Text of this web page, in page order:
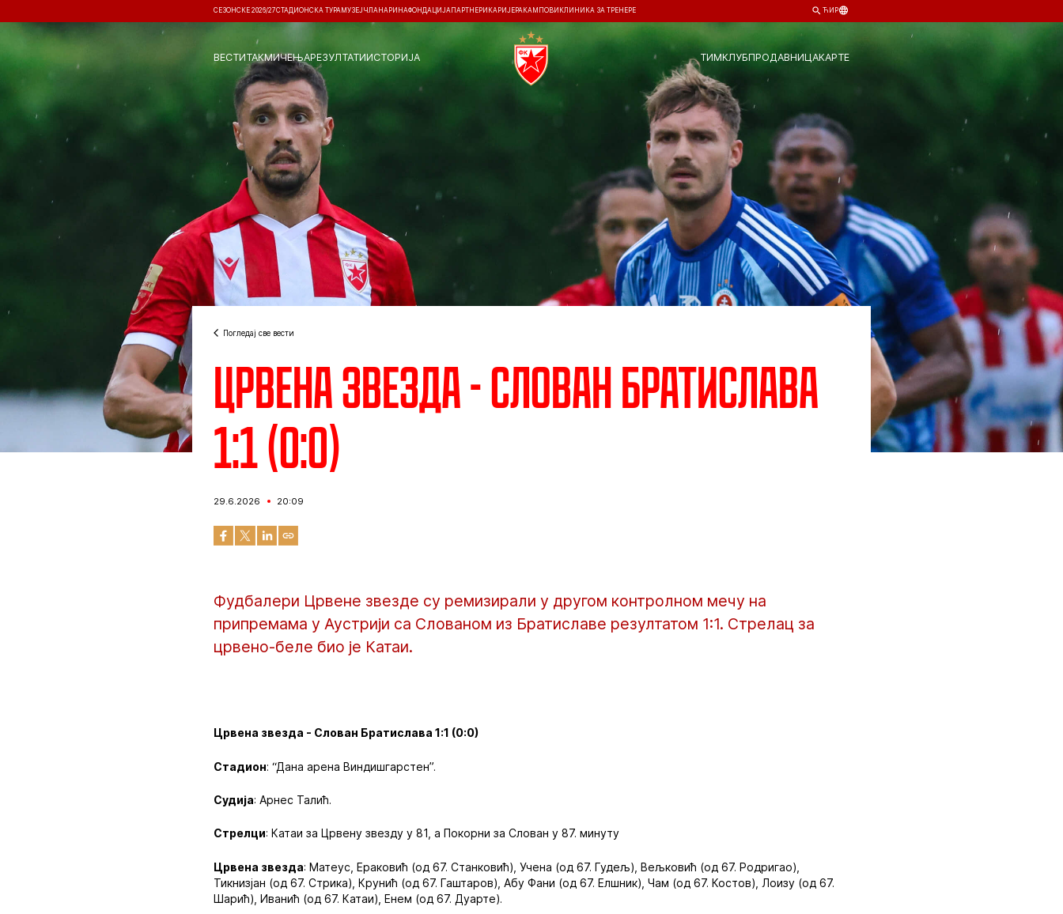
СЕЗОНСКЕ 2026/27СТАДИОНСКА ТУРА МУЗЕЈ ЧЛАНАРИНАФОНДАЦИЈА ПАРТНЕРИ КАРИЈЕРА КАМПОВИ КЛИНИКА ЗА ТРЕНЕРЕ ЋИР
ВЕСТИТАКМИЧЕЊАРЕЗУЛТАТИИСТОРИЈА ТИМКЛУБПРОДАВНИЦАКАРТЕ
Погледај све вести
Црвена звезда - Слован Братислава
1:1 (0:0)
29.6.2026 20:09
Фудбалери Црвене звезде су ремизирали у другом контролном мечу на
припремама у Аустрији са Слованом из Братиславе резултатом 1:1. Стрелац за
црвено-беле био је Катаи.
Црвена звезда - Слован Братислава 1:1 (0:0)
Стадион: “Дана арена Виндишгарстен”.
Судија: Арнес Талић.
Стрелци: Катаи за Црвену звезду у 81, а Покорни за Слован у 87. минуту
Црвена звезда: Матеус, Ераковић (од 67. Станковић), Учена (од 67. Гудељ), Вељковић (од 67. Родригао),
Тикнизјан (од 67. Стрика), Крунић (од 67. Гаштаров), Абу Фани (од 67. Елшник), Чам (од 67. Костов), Лоизу (од 67.
Шарић), Иванић (од 67. Катаи), Енем (од 67. Дуарте).